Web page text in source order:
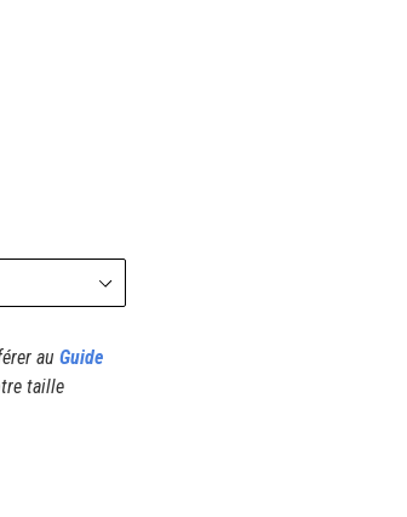
au Guide
taille